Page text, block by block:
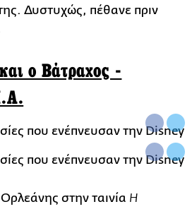
Δυστυχώς, πέθανε πριν
ο Βάτραχος -
στην ταινία Η